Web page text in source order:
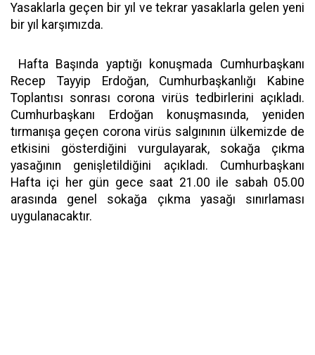
Yasaklarla geçen bir yıl ve tekrar yasaklarla gelen yeni
bir yıl karşımızda.
Hafta Başında yaptığı konuşmada Cumhurbaşkanı
Recep Tayyip Erdoğan, Cumhurbaşkanlığı Kabine
Toplantısı sonrası corona virüs tedbirlerini açıkladı.
Cumhurbaşkanı Erdoğan konuşmasında, yeniden
tırmanışa geçen corona virüs salgınının ülkemizde de
etkisini gösterdiğini vurgulayarak, sokağa çıkma
yasağının genişletildiğini açıkladı. Cumhurbaşkanı
Hafta içi her gün gece saat 21.00 ile sabah 05.00
arasında genel sokağa çıkma yasağı sınırlaması
uygulanacaktır.